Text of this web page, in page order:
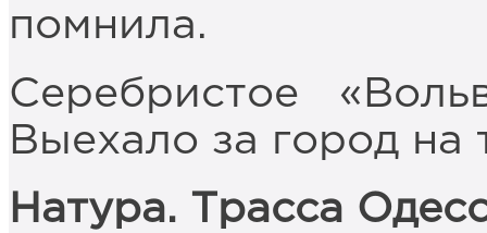
помнила.
Серебристое
Выехало за город на
Натура. Трасса